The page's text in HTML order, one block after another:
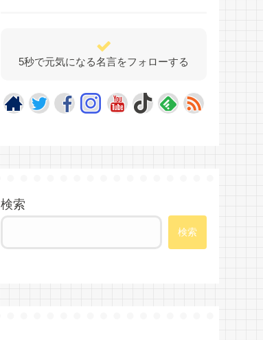
5秒で元気になる名言をフォローする
検索
検索